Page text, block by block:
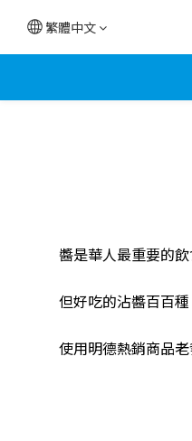
繁體中文
醬是華人最重要的
但好吃的沾醬百百
使用明德熱銷商品